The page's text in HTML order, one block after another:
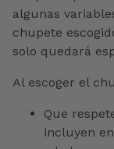
algunas
chupete
solo quedará
Al escoger el
Que
incluyen